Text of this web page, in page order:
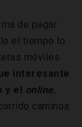
de pagar
el tiempo lo
móviles
interesante
y el online,
caminos